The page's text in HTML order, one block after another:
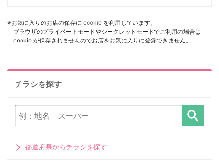
※お気に入りのお店の保存に cookie を利用しています。
ブラウザのプライベートモードやシークレットモードでご利用の場合は
cookie が保存されませんのでお店をお気に入りに登録できません。
チラシを探す
都道府県からチラシを探す